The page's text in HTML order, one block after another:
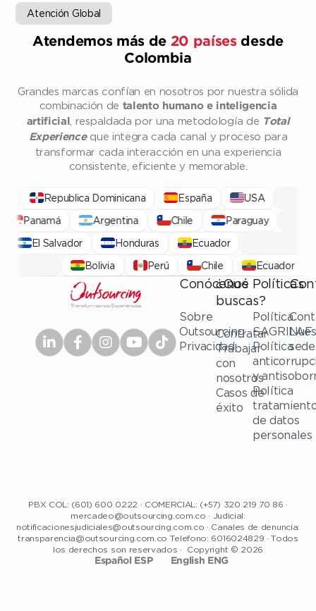
Atención Global
Atendemos más de 20 paísesdesde
Colombia
Grandes marcas confían en nosotros por nuestra sólida
combinación de talento humano e inteligencia
artificial
, respaldada por una metodología de Total
Experienceque integra cada canal y proceso para
transformar cada interacción en una experiencia
consistente, eficiente y memorable.
Republica Dominicana España USA
Panamá Argentina Chile Paraguay
El Salvador Honduras Ecuador
Bolivia Perú Chile Ecuador
Conócenos
Sobre
Outsourcing
Privacidad
¿Qué
buscas?
Contratar
Trabajar
con
nosotros
Casos de
éxito
Políticas
Política
SAGRILAF
Política
y
Política
de datos
personales
PBX COL: (601) 600 0222 · COMERCIAL: (+57) 320 219 70 86 ·
mercadeo@outsourcing.com.co · Judicial:
notificacionesjudiciales@outsourcing.com.co · Canales de denuncia:
transparencia@outsourcing.com.co Telefono: 6016024829 · Todos
los derechos son reservados · Copyright © 2026
Español ESP English ENG